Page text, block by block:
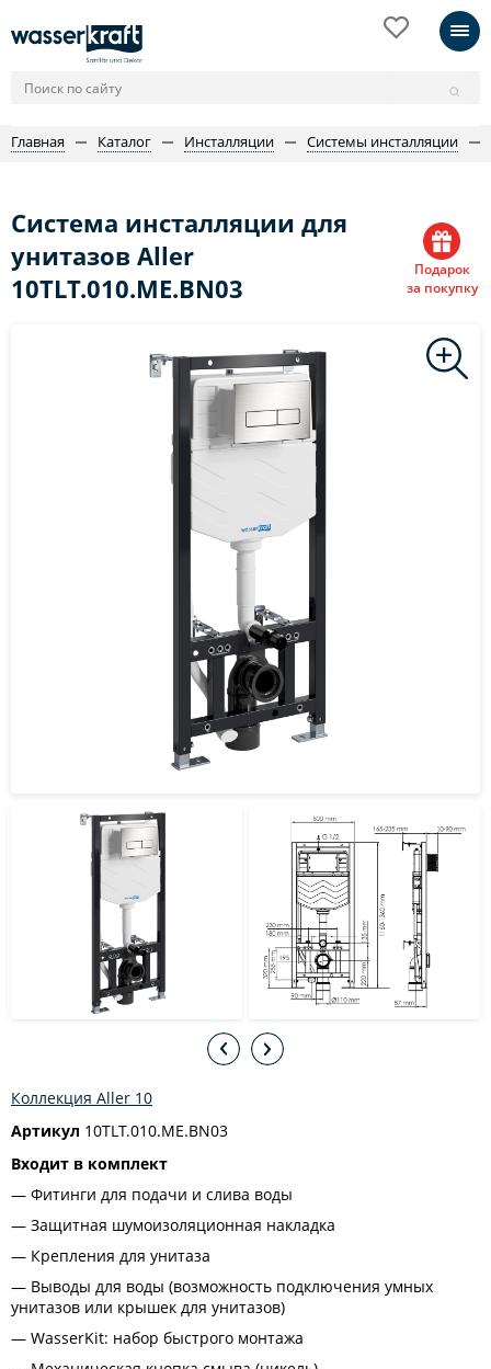
Главная Каталог Инсталляции Системы инсталляции
Система инсталляции для
унитазов Aller
10TLT.010.ME.BN03
Подарок
за покупку
Коллекция Aller 10
Артикул 10TLT.010.ME.BN03
Входит в комплект
Фитинги для подачи и слива воды
Защитная шумоизоляционная накладка
Крепления для унитаза
Выводы для воды (возможность подключения умных
унитазов или крышек для унитазов)
WasserKit: набор быстрого монтажа